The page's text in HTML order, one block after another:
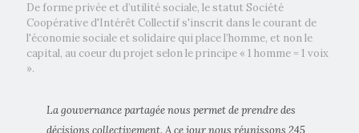
De forme privée et d’utilité sociale, le statut Société
Coopérative d'Intérêt Collectif s'inscrit dans le courant de
l'économie sociale et solidaire qui place l’homme, et non le
capital, au coeur du projet selon le principe « 1 homme = 1 voix
».
La gouvernance partagée nous permet de prendre des